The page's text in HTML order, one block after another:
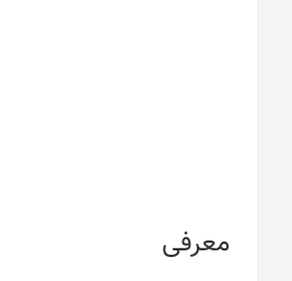
معرفی